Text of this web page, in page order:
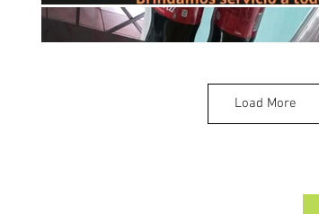
Load More